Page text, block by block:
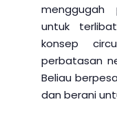
menggugah
untuk
konsep
perbatasan
Beliau
dan berani